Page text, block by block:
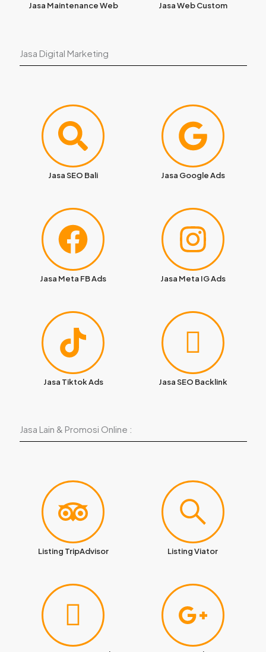
Jasa Maintenance Web Jasa Web Custom
Jasa Digital Marketing
Jasa SEO Bali Jasa Google Ads
Jasa Meta FB Ads Jasa Meta IG Ads
Jasa Tiktok Ads Jasa SEO Backlink
Jasa Lain & Promosi Online :
Listing TripAdvisor Listing Viator